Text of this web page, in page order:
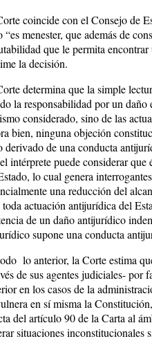
coincide con el Consejo de
“es menester, que además de
que le permita
la decisión.
determina que la simple
la responsabilidad por un
considerado, sino de las
bien, ninguna objeción
derivado de una conducta
intérprete puede considerar
lo cual genera
una reducción del
actuación antijurídica del
de un daño antijurídico
supone una conducta
lo anterior, la Corte estima
de sus agentes judiciales-
en los casos de la
en sí misma la
del artículo 90 de la Carta al
situaciones